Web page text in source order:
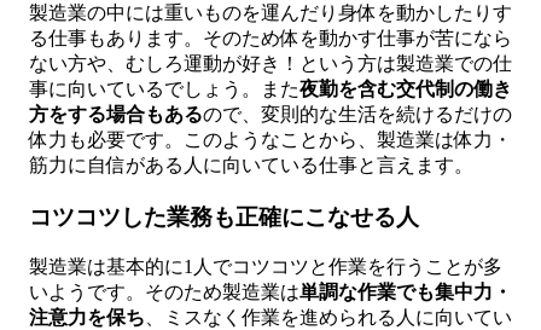
製造業の中には重いものを運んだり身体を動かしたりす
る仕事もあります。そのため体を動かす仕事が苦になら
ない方や、むしろ運動が好き！という方は製造業での仕
事に向いているでしょう。また夜勤を含む交代制の働き
方をする場合もあるので、変則的な生活を続けるだけの
体力も必要です。このようなことから、製造業は体力・
筋力に自信がある人に向いている仕事と言えます。
コツコツした業務も正確にこなせる人
製造業は基本的に1人でコツコツと作業を行うことが多
いようです。そのため製造業は単調な作業でも集中力・
注意力を保ち 、ミスなく作業を進められる人に向いてい